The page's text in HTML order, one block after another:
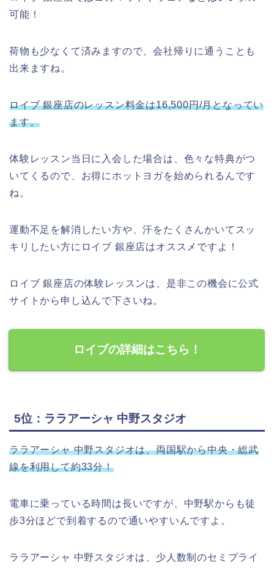
可能！
荷物も少なくて済みますので、会社帰りに通うことも
出来ますね。
ロイブ 銀座店のレッスン料金は16,500円/月となってい
ます。
体験レッスン当日に入会した場合は、色々な特典がつ
いてくるので、お得にホットヨガを始められるんです
ね。
運動不足を解消したい方や、汗をたくさんかいてスッ
キリしたい方にロイブ 銀座店はオススメですよ！
ロイブ 銀座店の体験レッスンは、是非この機会に公式
サイトから申し込んで下さいね。
ロイブの詳細はこちら！
5位：ララアーシャ 中野スタジオ
ララアーシャ 中野スタジオは、両国駅から中央・総武
線を利用して約33分！
電車に乗っている時間は長いですが、中野駅からも徒
歩3分ほどで到着するので通いやすいんですよ。
ララアーシャ 中野スタジオは、少人数制のセミプライ